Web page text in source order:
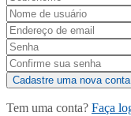
Tem uma conta? Faça